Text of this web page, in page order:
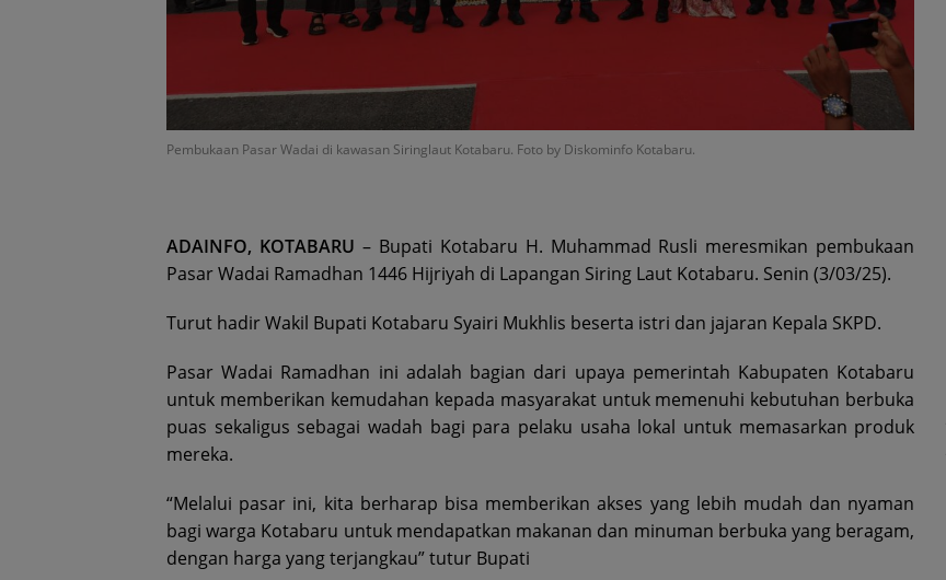
Pembukaan Pasar Wadai di kawasan Siringlaut Kotabaru. Foto by Diskominfo Kotabaru.
ADAINFO, KOTABARU – Bupati Kotabaru H. Muhammad Rusli meresmikan pembukaan
Pasar Wadai Ramadhan 1446 Hijriyah di Lapangan Siring Laut Kotabaru. Senin (3/03/25).
Turut hadir Wakil Bupati Kotabaru Syairi Mukhlis beserta istri dan jajaran Kepala SKPD.
Pasar Wadai Ramadhan ini adalah bagian dari upaya pemerintah Kabupaten Kotabaru
untuk memberikan kemudahan kepada masyarakat untuk memenuhi kebutuhan berbuka
puas sekaligus sebagai wadah bagi para pelaku usaha lokal untuk memasarkan produk
mereka.
“Melalui pasar ini, kita berharap bisa memberikan akses yang lebih mudah dan nyaman
bagi warga Kotabaru untuk mendapatkan makanan dan minuman berbuka yang beragam,
dengan harga yang terjangkau” tutur Bupati